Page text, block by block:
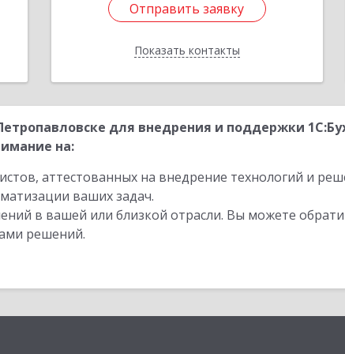
Отправить заявку
Показать контакты
Отправить заявку
Назад
для внедрения и поддержки
на:
аттестованных на внедрение технологий и
ваших задач.
в вашей или близкой отрасли. Вы можете
решений.